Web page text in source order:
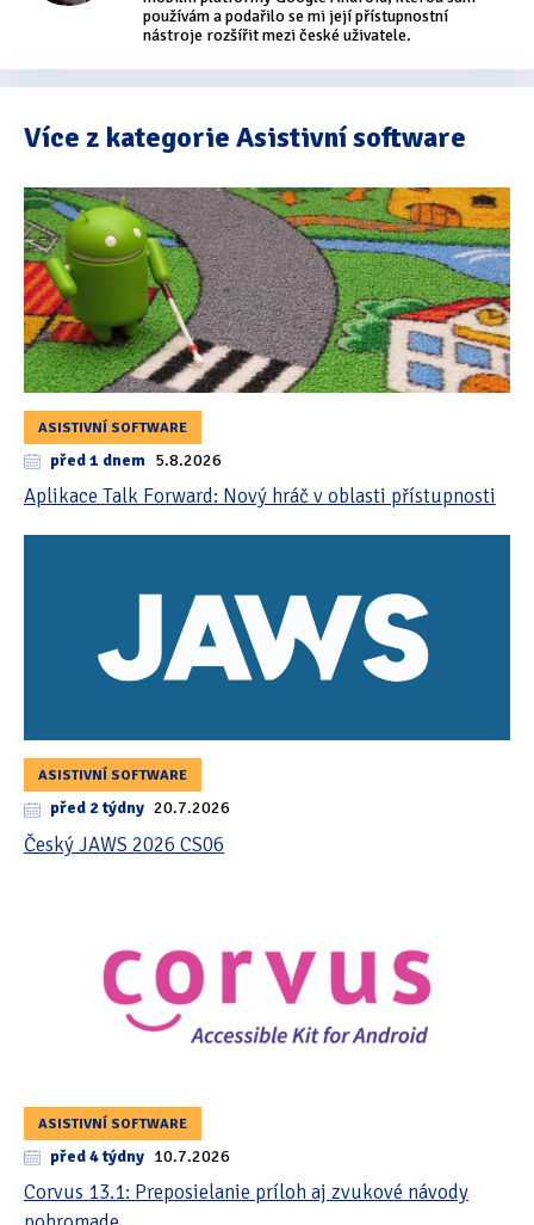
používám a podařilo se mi její přístupnostní
nástroje rozšířit mezi české uživatele.
Více z kategorie Asistivní software
ASISTIVNÍ SOFTWARE
před 1 dnem 5.8.2026
Aplikace Talk Forward: Nový hráč v oblasti přístupnosti
ASISTIVNÍ SOFTWARE
před 2 týdny 20.7.2026
Český JAWS 2026 CS06
ASISTIVNÍ SOFTWARE
před 4 týdny 10.7.2026
Corvus 13.1: Preposielanie príloh aj zvukové návody